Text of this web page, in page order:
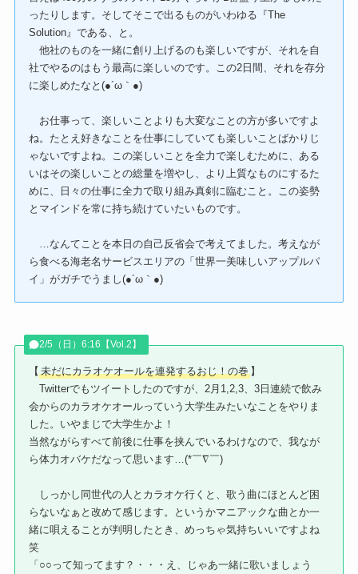
ったりします。そしてそこで出るものがいわゆる『The
Solution』である、と。
他社のものを一緒に創り上げるのも楽しいですが、それを自
社でやるのはもう最高に楽しいのです。この2日間、それを存分
に楽しめたなと(●´ω｀●)
お仕事って、楽しいことよりも大変なことの方が多いですよ
ね。たとえ好きなことを仕事にしていても楽しいことばかりじ
ゃないですよね。この楽しいことを全力で楽しむために、ある
いはその楽しいことの総量を増やし、より上質なものにするた
めに、日々の仕事に全力で取り組み真剣に臨むこと。この姿勢
とマインドを常に持ち続けていたいものです。
…なんてことを本日の自己反省会で考えてました。考えなが
ら食べる海老名サービスエリアの「世界一美味しいアップルパ
イ」がガチでうまし(●´ω｀●)
2/5（日）6:16【Vol.2】
【未だにカラオケオールを連発するおじ！の巻 】
Twitterでもツイートしたのですが、2月1,2,3、3日連続で飲み
会からのカラオケオールっていう大学生みたいなことをやりま
した。いやまじで大学生かよ！
当然ながらすべて前後に仕事を挟んでいるわけなので、我なが
ら体力オバケだなって思います…(*￣∇￣)
しっかし同世代の人とカラオケ行くと、歌う曲にほとんど困
らないなぁと改めて感じます。というかマニアックな曲とか一
緒に唄えることが判明したとき、めっちゃ気持ちいいですよね
笑
「○○って知ってます？・・・え、じゃあ一緒に歌いましょう